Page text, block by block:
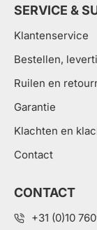
SERVICE &
Klantenservice
Bestellen,
Ruilen en
Garantie
Klachten en
Contact
CONTACT
+31 (0)10